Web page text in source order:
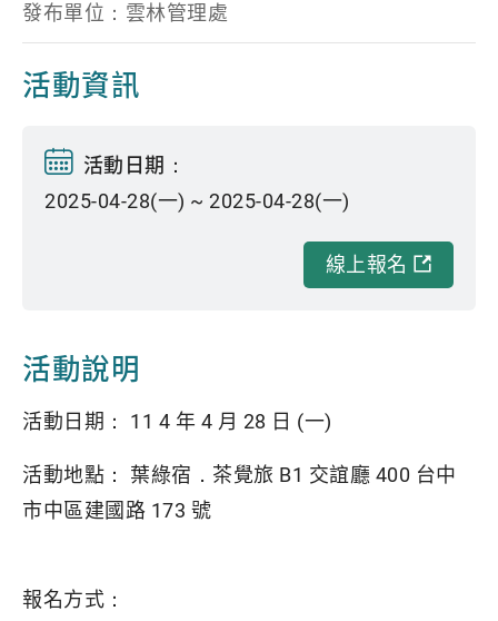
發布單位：雲林管理處
活動資訊
活動日期：
2025-04-28(一) ~ 2025-04-28(一)
線上報名
活動說明
活動日期： 11 4 年 4 月 28 日 (一)
活動地點： 葉綠宿．茶覺旅 B1 交誼廳 400 台中
市中區建國路 173 號
報名方式：